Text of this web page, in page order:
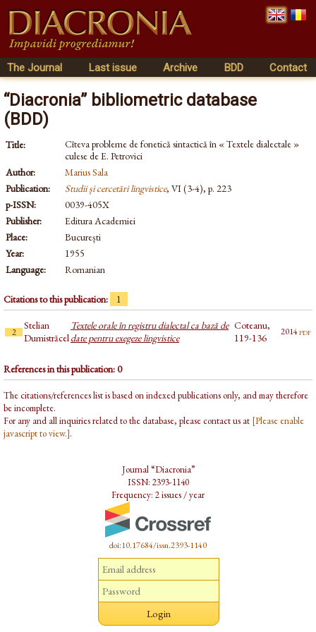
The Journal Last issue Archive BDD Contact
“Diacronia” bibliometric database
(BDD)
Title:
Cîteva probleme de fonetică sintactică în « Textele dialectale »
culese de E. Petrovici
Author:
Marius Sala
Publication:
Studii și cercetări lingvistice, VI (3-4), p. 223
p-ISSN:
0039-405X
Publisher:
Editura Academiei
Place:
București
Year:
1955
Language:
Romanian
Citations to this publication: 1
2
Stelian
Dumistrăcel
Textele orale în registru dialectal ca bază de
date pentru exegeze lingvistice
Coteanu,
119-136
2014pdf
References in this publication: 0
The citations/references list is based on indexed publications only, and may therefore
be incomplete.
For any and all inquiries related to the database, please contact us at [Please enable
javascript to view.].
Journal “Diacronia”
ISSN: 2393-1140
Frequency: 2 issues / year
doi:10.17684/issn.2393-1140